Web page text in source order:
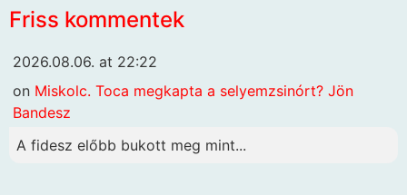
Friss kommentek
2026.08.06. at 22:22
on Miskolc. Toca megkapta a selyemzsinórt? Jön
Bandesz
A fidesz előbb bukott meg mint...